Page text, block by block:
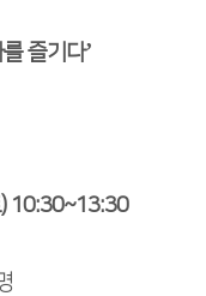
즐기다’
10:30~13:30